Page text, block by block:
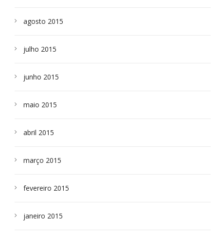
agosto 2015
julho 2015
junho 2015
maio 2015
abril 2015
março 2015
fevereiro 2015
janeiro 2015